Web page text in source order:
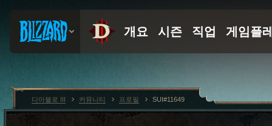
디아블로 III 커뮤니티 프로필 SUI#11649